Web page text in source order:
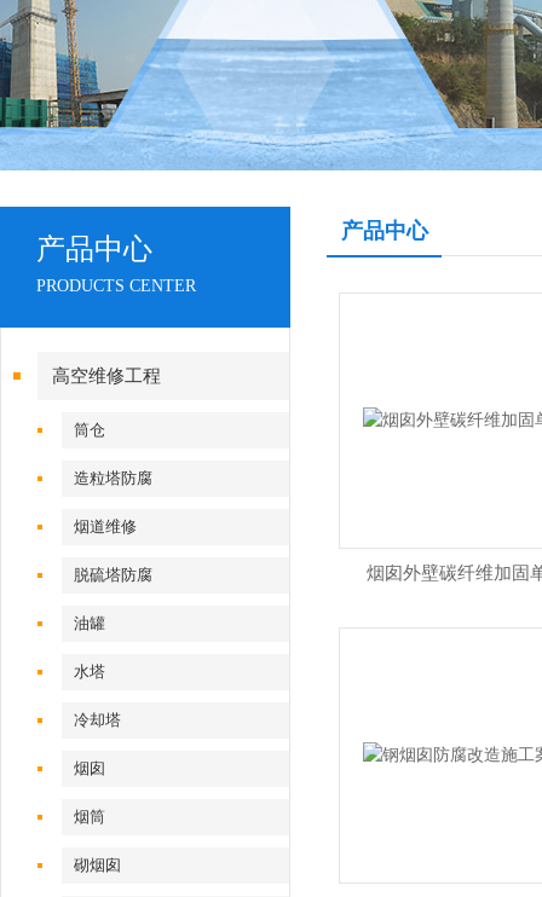
产品中心
PRODUCTS CENTER
高空维修工程
筒仓
造粒塔防腐
烟道维修
脱硫塔防腐
油罐
水塔
冷却塔
烟囱
烟筒
砌烟囱
产品中心
烟囱外壁碳纤维加固